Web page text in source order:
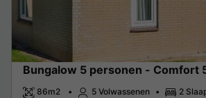
Bungalow 5 personen - Comfort
86m2 5 Volwassenen
2